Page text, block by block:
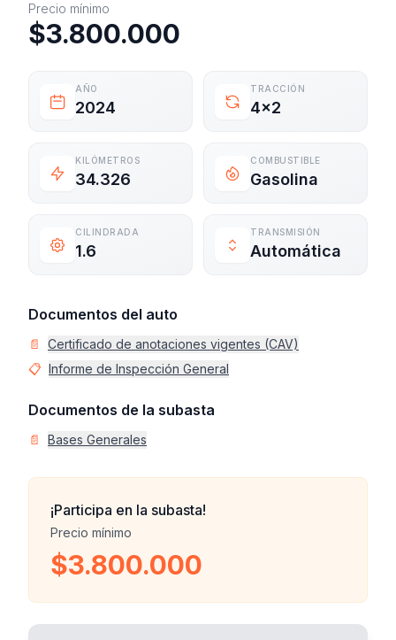
Información del vehículo
Precio mínimo
$3.800.000
AÑO
2024
TRACCIÓN
4x2
KILÓMETROS
34.326
COMBUSTIBLE
Gasolina
CILINDRADA
1.6
TRANSMISIÓN
Automática
Documentos del auto
📄
Certificado de anotaciones vigentes (CAV)
📋 Informe de Inspección General
Documentos de la subasta
📄 Bases Generales
¡Participa en la subasta!
Precio mínimo
$3.800.000